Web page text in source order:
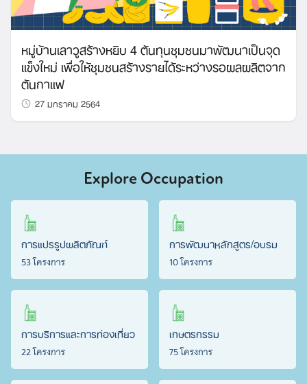
หมู่บ้านเลาวูสร้างหยิบ 4 ต้นทุนชุมชนมาพัฒนาเป็นจุด
แข็งใหม่ เพื่อให้ชุมชนสร้างรายได้ระหว่างรอผลผลิตจาก
ต้นกาแฟ
27 มกราคม 2564
Explore Occupation
การแปรรูปผลิตภัณฑ์
53 โครงการ
การพัฒนาหลักสูตร/อบรม
10 โครงการ
การบริการและการท่องเที่ยว
22 โครงการ
เกษตรกรรม
75 โครงการ